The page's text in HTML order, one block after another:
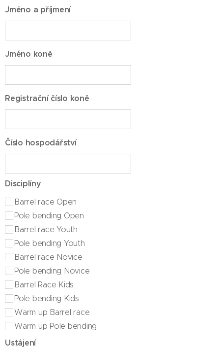
Jméno a příjmení
Jméno koně
Registrační číslo koně
Číslo hospodářství
Disciplíny
Barrel race Open
Pole bending Open
Barrel race Youth
Pole bending Youth
Barrel race Novice
Pole bending Novice
Barrel Race Kids
Pole bending Kids
Warm up Barrel race
Warm up Pole bending
Ustájení